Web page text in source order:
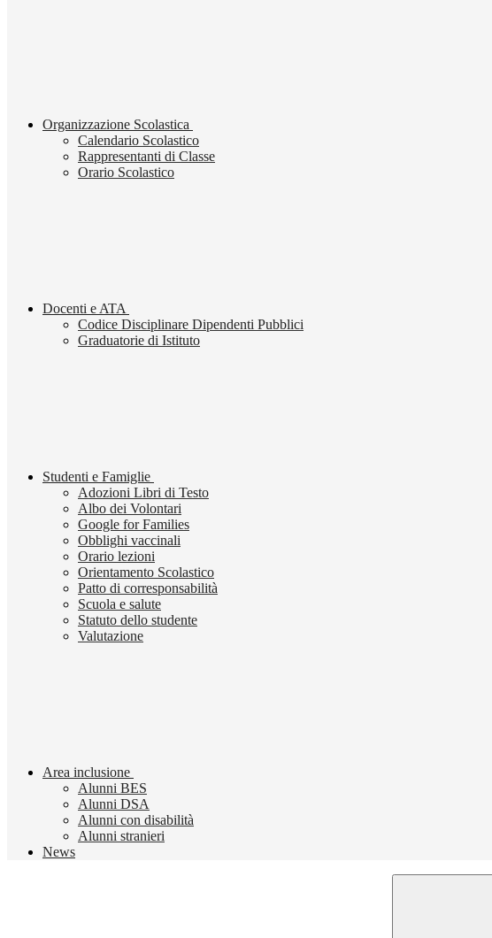
Organizzazione Scolastica
Calendario Scolastico
Rappresentanti di Classe
Orario Scolastico
Docenti e ATA
Codice Disciplinare Dipendenti Pubblici
Graduatorie di Istituto
Studenti e Famiglie
Adozioni Libri di Testo
Albo dei Volontari
Google for Families
Obblighi vaccinali
Orario lezioni
Orientamento Scolastico
Patto di corresponsabilità
Scuola e salute
Statuto dello studente
Valutazione
Area inclusione
Alunni BES
Alunni DSA
Alunni con disabilità
Alunni stranieri
News